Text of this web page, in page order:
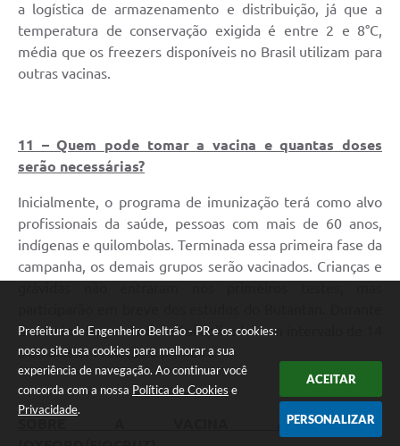
Prefeitura de Engenheiro Beltrão - PR e os cookies:
nosso site usa cookies para melhorar a sua
experiência de navegação. Ao continuar você
concorda com a nossa Política de Cookies e
Privacidade.
ACEITAR
PERSONALIZAR
a logística de armazenamento e distribuição, já que a
temperatura de conservação exigida é entre 2 e 8°C,
média que os freezers disponíveis no Brasil utilizam para
outras vacinas.
11 – Quem pode tomar a vacina e quantas doses
serão necessárias?
Inicialmente, o programa de imunização terá como alvo
profissionais da saúde, pessoas com mais de 60 anos,
indígenas e quilombolas. Terminada essa primeira fase da
campanha, os demais grupos serão vacinados. Crianças e
o estudo a segunda dose foi aplicada num intervalo de 14
a 28 dias em relação a primeira.
SOBRE A VACINA ASTRAZENECA